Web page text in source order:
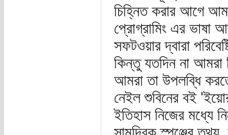
চিহ্নিত করার আগে
প্রোগ্রামিং এর ভাষা
সফটওয়ার দ্বারা
কিন্তু যতদিন না আমরা
আমরা তা উপলব্ধি
নেইল শুবিনের বই
ইতিহাস নিজের মধ্যে